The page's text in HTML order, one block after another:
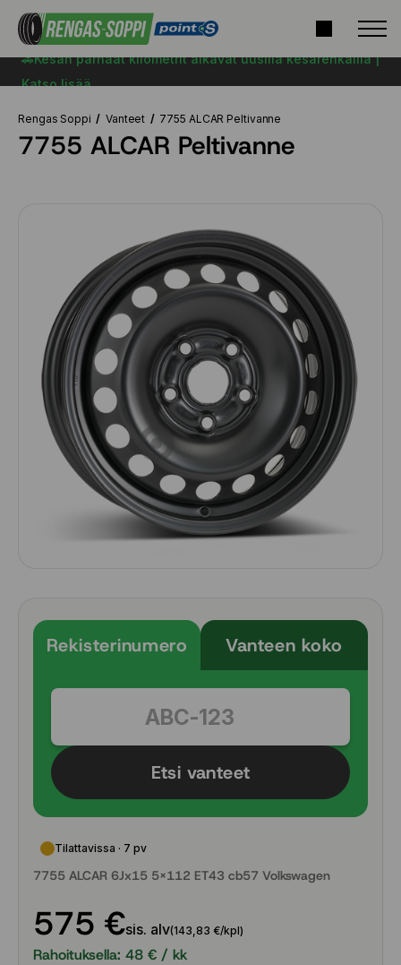
🚗Kesän parhaat kilometrit alkavat uusilla kesärenkailla |
Katso lisää
Rengas Soppi Vanteet 7755 ALCAR Peltivanne
7755 ALCAR Peltivanne
Rekisterinumero Vanteen koko
Etsi vanteet
Tilattavissa · 7 pv
7755 ALCAR 6Jx15 5x112 ET43 cb57 Volkswagen
575 €sis. alv(143,83 €/kpl)
Rahoituksella: 48 € / kk